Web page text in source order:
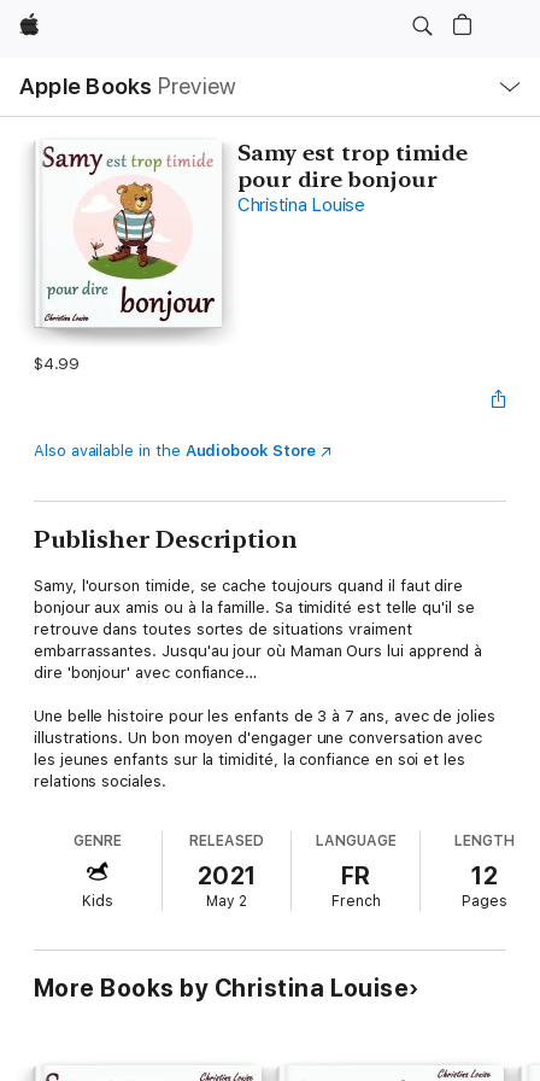
Apple
Apple Books Preview
Nav
Open
Menu
Samy est trop timide
pour dire bonjour
Christina Louise
$4.99
Also available in the Audiobook Store
Publisher Description
Samy, l'ourson timide, se cache toujours quand il faut dire
bonjour aux amis ou à la famille. Sa timidité est telle qu'il se
retrouve dans toutes sortes de situations vraiment
embarrassantes. Jusqu'au jour où Maman Ours lui apprend à
dire 'bonjour' avec confiance…
Une belle histoire pour les enfants de 3 à 7 ans, avec de jolies
illustrations. Un bon moyen d'engager une conversation avec
les jeunes enfants sur la timidité, la confiance en soi et les
relations sociales.
GENRE
Kids
RELEASED
2021
May 2
LANGUAGE
FR
French
LENGTH
12
Pages
More Books by Christina Louise